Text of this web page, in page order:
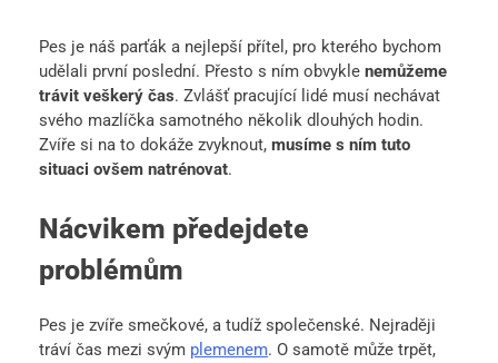
Pes je náš parťák a nejlepší přítel, pro kterého bychom
udělali první poslední. Přesto s ním obvykle nemůžeme
trávit veškerý čas. Zvlášť pracující lidé musí nechávat
svého mazlíčka samotného několik dlouhých hodin.
Zvíře si na to dokáže zvyknout, musíme s ním tuto
situaci ovšem natrénovat.
Nácvikem předejdete
problémům
Pes je zvíře smečkové, a tudíž společenské. Nejraději
tráví čas mezi svým plemenem. O samotě může trpět,